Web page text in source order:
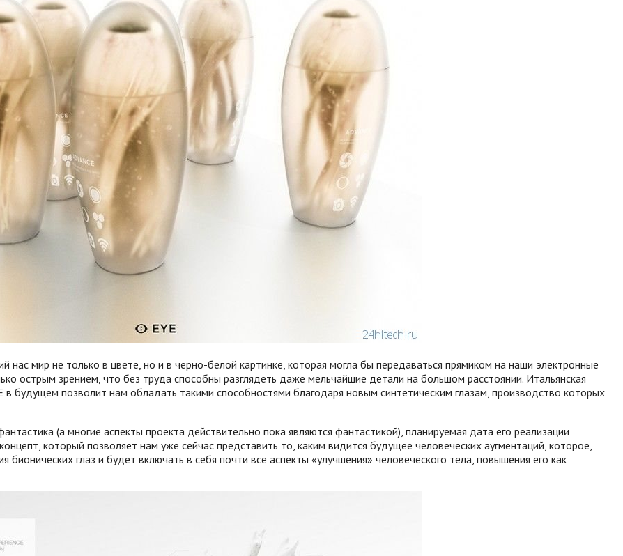
мир не только в цвете, но и в черно-белой картинке, которая могла бы передаваться прямиком на наши электронные
острым зрением, что без труда способны разглядеть даже мельчайшие детали на большом расстоянии. Итальянская
в будущем позволит нам обладать такими способностями благодаря новым синтетическим глазам, производство которых
(а многие аспекты проекта действительно пока являются фантастикой), планируемая дата его реализации
который позволяет нам уже сейчас представить то, каким видится будущее человеческих аугментаций, которое,
бионических глаз и будет включать в себя почти все аспекты «улучшения» человеческого тела, повышения его как